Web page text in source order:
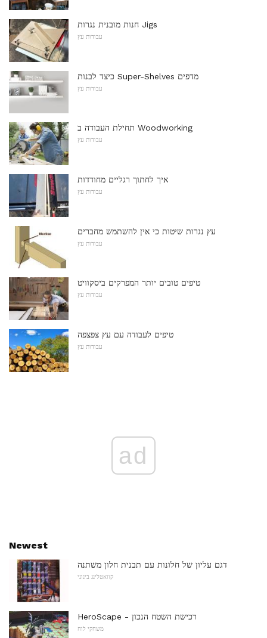
חנות מובנית נגרות Jigs
עבודות עץ
כיצד לבנות Super-Shelves מדפים
עבודות עץ
תחילת העבודה ב Woodworking
עבודות עץ
איך לחתוך רגליים מחודדות
עבודות עץ
עץ נגרות שיטות כי אין להשתמש מחברים
עבודות עץ
טיפים טובים יותר המפרקים ביסקוויט
עבודות עץ
טיפים לעבודה עם עץ צפצפה
עבודות עץ
ad
Newest
דגם עליון של חלונות עם תבנית חלון משתנה
קוואטלינג בינוני
HeroScape - רכישת השטח הנכון
משחקי לוח